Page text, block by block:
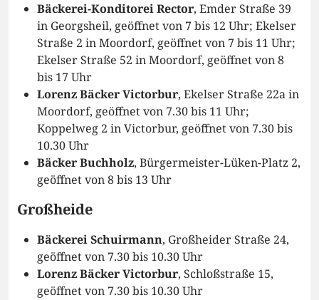
Bäckerei-Konditorei Rector, Emder Straße 39
in Georgsheil, geöffnet von 7 bis 12 Uhr; Ekelser
Straße 2 in Moordorf, geöffnet von 7 bis 11 Uhr;
Ekelser Straße 52 in Moordorf, geöffnet von 8
bis 17 Uhr
Lorenz Bäcker Victorbur, Ekelser Straße 22a in
Moordorf, geöffnet von 7.30 bis 11 Uhr;
Koppelweg 2 in Victorbur, geöffnet von 7.30 bis
10.30 Uhr
Bäcker Buchholz, Bürgermeister-Lüken-Platz 2,
geöffnet von 8 bis 13 Uhr
Großheide
Bäckerei Schuirmann, Großheider Straße 24,
geöffnet von 7.30 bis 10.30 Uhr
Lorenz Bäcker Victorbur, Schloßstraße 15,
geöffnet von 7.30 bis 10.30 Uhr